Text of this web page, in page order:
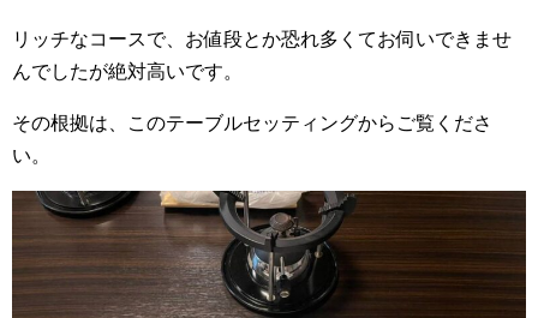
リッチなコースで、お値段とか恐れ多くてお伺いできませ
んでしたが絶対高いです。
その根拠は、このテーブルセッティングからご覧くださ
い。